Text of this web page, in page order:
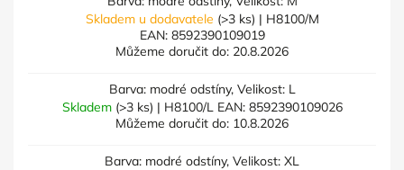
Skladem u dodavatele (>3 ks) | H8100/M
EAN: 8592390109019
Můžeme doručit do: 20.8.2026
Barva: modré odstíny, Velikost: L
Skladem (>3 ks) | H8100/L EAN: 8592390109026
Můžeme doručit do: 10.8.2026
Barva: modré odstíny, Velikost: XL